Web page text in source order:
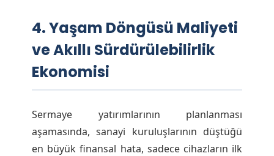
4. Yaşam Döngüsü Maliyeti
ve Akıllı Sürdürülebilirlik
Ekonomisi
Sermaye yatırımlarının planlanması
aşamasında, sanayi kuruluşlarının düştüğü
en büyük finansal hata, sadece cihazların ilk